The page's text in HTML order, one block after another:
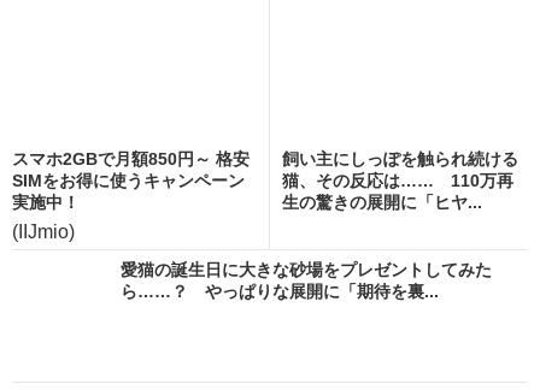
スマホ2GBで月額850円～ 格安
SIMをお得に使うキャンペーン
実施中！
(IIJmio)
飼い主にしっぽを触られ続ける
猫、その反応は…… 110万再
生の驚きの展開に「ヒヤ...
愛猫の誕生日に大きな砂場をプレゼントしてみた
ら……？ やっぱりな展開に「期待を裏...